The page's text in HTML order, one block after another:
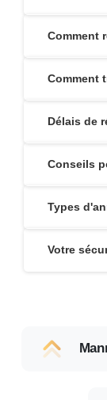
Comment
Comment
Délais de
Conseils
Types
Votre